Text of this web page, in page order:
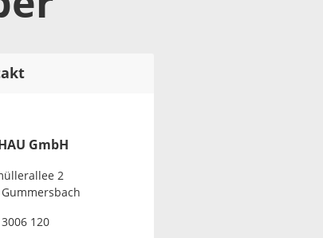
GmbH
2
Gummersbach
120